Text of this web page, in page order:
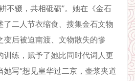
不辍，共相砥砺”。她在《金石
了二人节衣缩食、搜集金石文物
变后被迫南渡、文物散失的惨
训练，赋予了她比同时代词人更
写“想见皇华过二京，壶浆夹道